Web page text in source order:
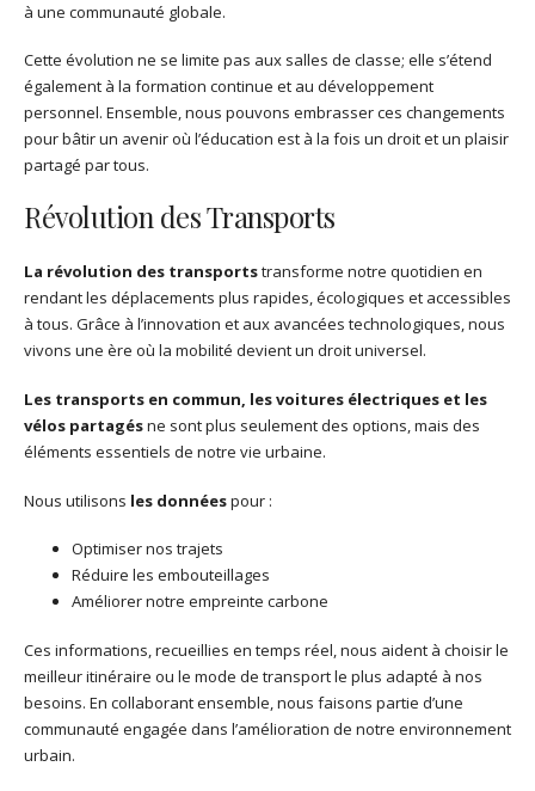
à une communauté globale.
Cette évolution ne se limite pas aux salles de classe; elle s’étend
également à la formation continue et au développement
personnel. Ensemble, nous pouvons embrasser ces changements
pour bâtir un avenir où l’éducation est à la fois un droit et un plaisir
partagé par tous.
Révolution des Transports
La révolution des transportstransforme notre quotidien en
rendant les déplacements plus rapides, écologiques et accessibles
à tous. Grâce à l’innovation et aux avancées technologiques, nous
vivons une ère où la mobilité devient un droit universel.
Les transports en commun, les voitures électriques et les
vélos partagésne sont plus seulement des options, mais des
éléments essentiels de notre vie urbaine.
Nous utilisons les donnéespour :
Optimiser nos trajets
Réduire les embouteillages
Améliorer notre empreinte carbone
Ces informations, recueillies en temps réel, nous aident à choisir le
meilleur itinéraire ou le mode de transport le plus adapté à nos
besoins. En collaborant ensemble, nous faisons partie d’une
communauté engagée dans l’amélioration de notre environnement
urbain.